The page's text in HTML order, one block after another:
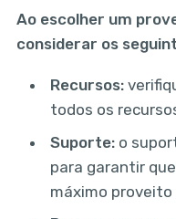
Ao escolher um
considerar os
Recursos:
todos os
Suporte: o
para garantir
máximo proveito